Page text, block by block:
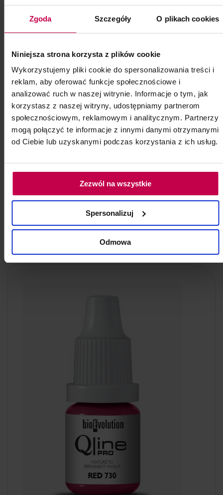
Zgoda Szczegóły O plikach cookies
Niniejsza strona korzysta z plików cookie
Wykorzystujemy pliki cookie do spersonalizowania treści i
reklam, aby oferować funkcje społecznościowe i
analizować ruch w naszej witrynie. Informacje o tym, jak
korzystasz z naszej witryny, udostępniamy partnerom
społecznościowym, reklamowym i analitycznym. Partnerzy
mogą połączyć te informacje z innymi danymi otrzymanymi
od Ciebie lub uzyskanymi podczas korzystania z ich usług.
Zezwól na wszystkie
Spersonalizuj
Odmowa
PROMOCJA
Bioevolution Qline PRO Red 740 - 5
ml
Bioevolution Qline PRO Red 740 - 5 ml
(ciemniejszy brudny róż z pastelowym
brązem)
Poj: ml
109, - zł
do koszyka